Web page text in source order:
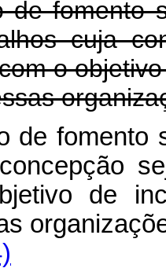
de fomento
cuja
o
de fomento
de